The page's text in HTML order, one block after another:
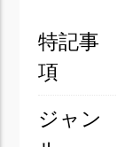
特記事
項
ジャン